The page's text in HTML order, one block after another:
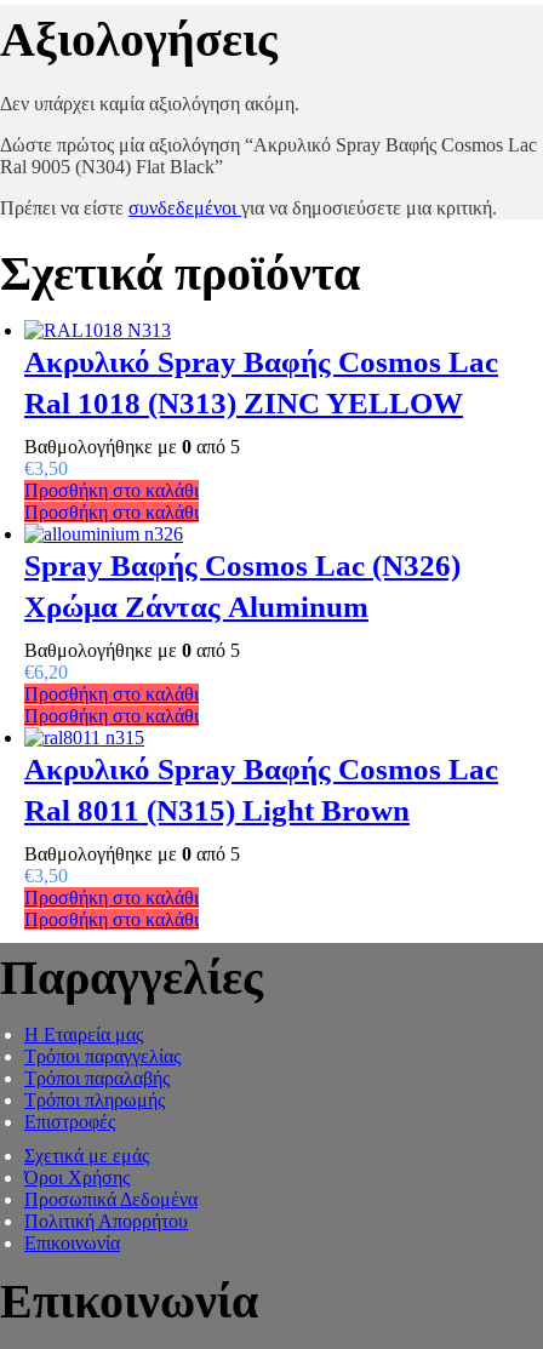
Αξιολογήσεις
Δεν υπάρχει καμία αξιολόγηση ακόμη.
Δώστε πρώτος μία αξιολόγηση “Ακρυλικό Spray Βαφής Cosmos Lac
Ral 9005 (N304) Flat Black”
Πρέπει να είστε συνδεδεμένοι για να δημοσιεύσετε μια κριτική.
Σχετικά προϊόντα
Ακρυλικό Spray Βαφής Cosmos Lac
Ral 1018 (N313) ZINC YELLOW
Βαθμολογήθηκε με 0 από 5
€3,50
Προσθήκη στο καλάθι
Προσθήκη στο καλάθι
Spray Βαφής Cosmos Lac (N326)
Χρώμα Ζάντας Aluminum
Βαθμολογήθηκε με 0 από 5
€6,20
Προσθήκη στο καλάθι
Προσθήκη στο καλάθι
Ακρυλικό Spray Βαφής Cosmos Lac
Ral 8011 (N315) Light Brown
Βαθμολογήθηκε με 0 από 5
€3,50
Προσθήκη στο καλάθι
Προσθήκη στο καλάθι
Παραγγελίες
Η Εταιρεία μας
Τρόποι παραγγελίας
Τρόποι παραλαβής
Τρόποι πληρωμής
Επιστροφές
Σχετικά με εμάς
Όροι Χρήσης
Προσωπικά Δεδομένα
Πολιτική Απορρήτου
Επικοινωνία
Επικοινωνία